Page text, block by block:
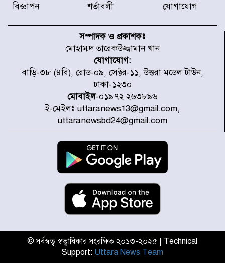
৫৩ নং ওয়ার্ডের সড়কে নেমপ্লেট
স্থাপনের উদ্যোগ চান মিয়া ব্যাপারীর
৭ জেলায় ঝোড়ো হাওয়াসহ বজ্রবৃষ্টির
শঙ্কা
বগুড়া ও সিলেটে সড়ক দুর্ঘটনায় নিহত
জুলাইয়ে দেশজুড়ে ৪৫৮টি সড়ক
দুর্ঘটনায় ৪১৬ জন নিহত হয়েছেন
হারিয়ে যাওয়া শিশুকে পরিবারের কাছে
থানার ওসি
আজ থেকে উন্মুক্ত ‘জুলাই গণঅভ্যুত্থান
বিজ্ঞাপন শর্তাবলী যোগাযোগ
সম্পাদক ও প্রকাশকঃ
মোহাম্মদ তারেকউজ্জামান খান
যোগাযোগ:
বাড়ি-৩৮ (৪বি), রোড-০৯, সেক্টর-১১, উত্তরা মডেল টাউন,
ঢাকা-১২৩০
মোবাইল-০১৯৭২ ২৬৩৮৯৬
ই-মেইলঃ uttaranews13@gmail.com,
uttaranewsbd24@gmail.com
© সর্বস্বত্ব স্বত্বাধিকার সংরক্ষিত ২০১৩-২০২৫ | Technical
Support: Uttara News Team